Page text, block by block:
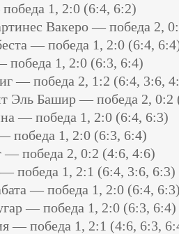
1, 2:0 (6:4, 6:2)
Вакеро — победа 2,
— победа 1, 2:0 (6:4,
1, 2:0 (6:3, 6:4)
— победа 2, 1:2 (6:4, 3:6,
Эль Башир — победа 2, 0:2
— победа 1, 2:0 (6:4, 6:3)
победа 1, 2:0 (6:3, 6:4)
победа 2, 0:2 (4:6, 4:6)
победа 1, 2:1 (6:4, 3:6, 6:3)
— победа 1, 2:0 (6:4,
— победа 1, 2:0 (6:3, 6:4)
— победа 1, 2:1 (4:6, 6:3,